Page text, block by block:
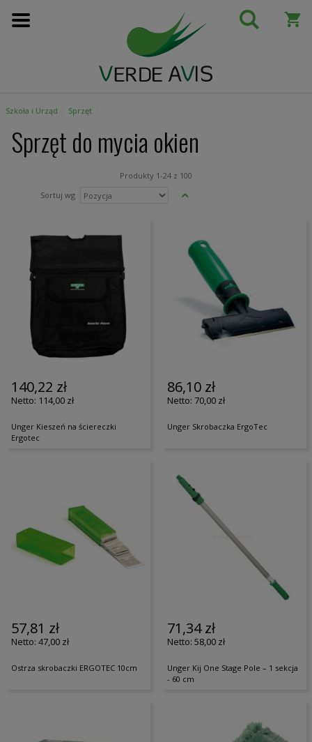
Przejdź
do
Szkoła i Urząd Sprzęt
Sprzęt do mycia okien
Produkty 1-24 z 100
Sortuj wg
Ustaw
140,22 zł
114,00 zł
Unger Kieszeń na ściereczki
Ergotec
86,10 zł
70,00 zł
Unger Skrobaczka ErgoTec
57,81 zł
47,00 zł
Ostrza skrobaczki ERGOTEC 10cm
71,34 zł
58,00 zł
Unger Kij One Stage Pole – 1 sekcja
- 60 cm